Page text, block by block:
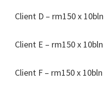
Client D – rm150 x
Client E – rm150 x
Client F – rm150 x